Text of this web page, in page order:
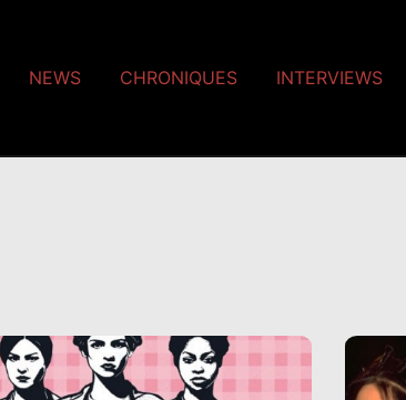
NEWS CHRONIQUES INTERVIEWS